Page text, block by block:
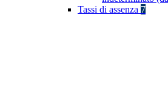
Tassi di assenza 7